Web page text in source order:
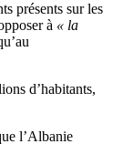
présents sur les
à « la
d’habitants,
l’Albanie